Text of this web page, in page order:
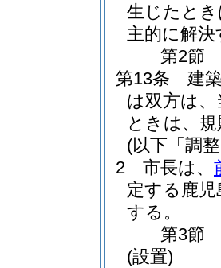
生じたと
主的に解
第2節
第13条
建
は双方は
ときは、
(以下「調
2
市長は、
定する鹿
する。
第3節
(設置)